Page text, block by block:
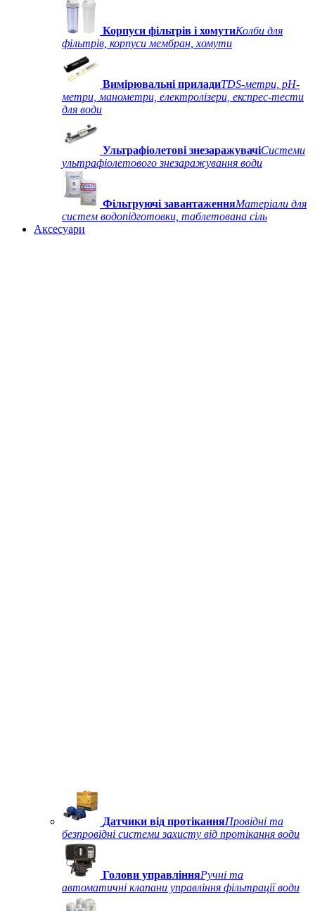
Корпуси фільтрів і хомутиКолби для
фільтрів, корпуси мембран, хомути
Вимірювальні приладиTDS-метри, рН-
метри, манометри, електролізери, експрес-тести
для води
Ультрафіолетові знезаражувачіСистеми
ультрафіолетового знезаражування води
Фільтруючі завантаженняМатеріали для
систем водопідготовки, таблетована сіль
Аксесуари
Датчики від протіканняПровідні та
безпровідні системи захисту від протікання води
Голови управлінняРучні та
автоматичні клапани управління фільтрації води